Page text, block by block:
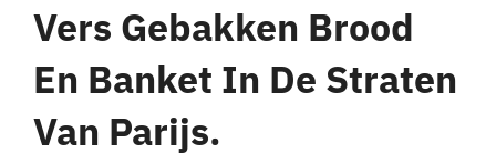
Vers Gebakken Brood
En Banket In De Straten
Van Parijs.